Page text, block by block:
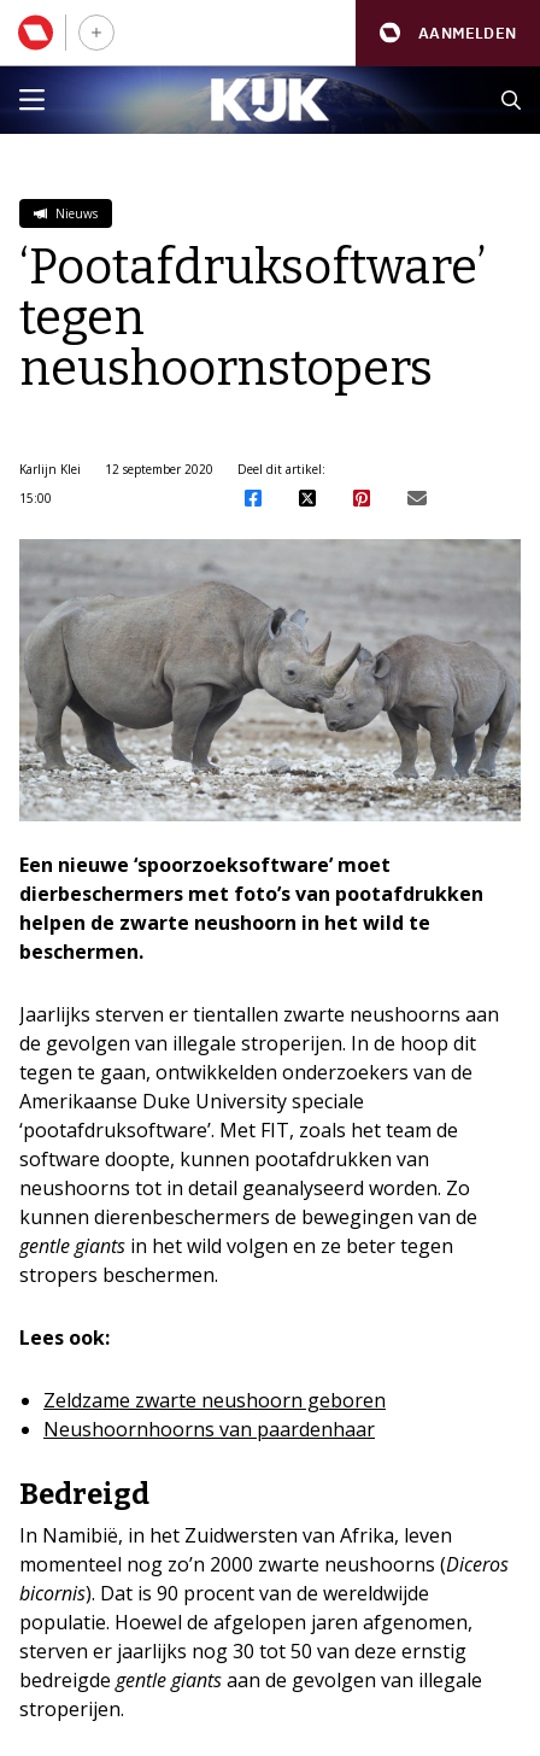
AANMELDEN
Nieuws
‘Pootafdruksoftware’
tegen
neushoornstopers
Karlijn Klei
12 september 2020
15:00
Deel dit artikel:
Een nieuwe ‘spoorzoeksoftware’ moet
dierbeschermers met foto’s van pootafdrukken
helpen de zwarte neushoorn in het wild te
beschermen.
Jaarlijks sterven er tientallen zwarte neushoorns aan
de gevolgen van illegale stroperijen. In de hoop dit
tegen te gaan, ontwikkelden onderzoekers van de
Amerikaanse Duke University speciale
‘pootafdruksoftware’. Met FIT, zoals het team de
software doopte, kunnen pootafdrukken van
neushoorns tot in detail geanalyseerd worden. Zo
kunnen dierenbeschermers de bewegingen van de
gentle giants in het wild volgen en ze beter tegen
stropers beschermen.
Lees ook:
Zeldzame zwarte neushoorn geboren
Neushoornhoorns van paardenhaar
Bedreigd
In Namibië, in het Zuidwersten van Afrika, leven
momenteel nog zo’n 2000 zwarte neushoorns (Diceros
bicornis). Dat is 90 procent van de wereldwijde
populatie. Hoewel de afgelopen jaren afgenomen,
sterven er jaarlijks nog 30 tot 50 van deze ernstig
bedreigde gentle giantsaan de gevolgen van illegale
stroperijen.